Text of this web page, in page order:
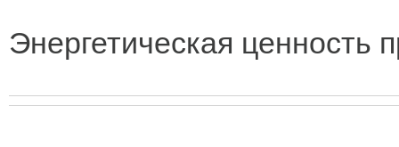
Энергетическая ценность